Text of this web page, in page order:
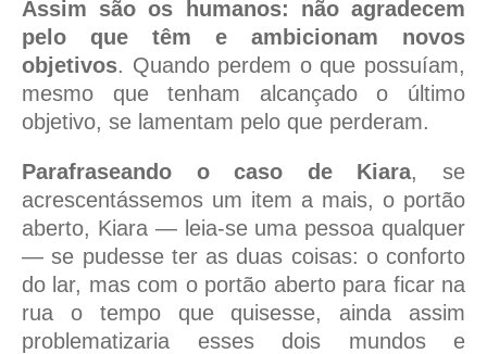
Assim são os humanos: não agradecem
pelo que têm e ambicionam novos
objetivos. Quando perdem o que possuíam,
mesmo que tenham alcançado o último
objetivo, se lamentam pelo que perderam.
Parafraseando o caso de Kiara, se
acrescentássemos um item a mais, o portão
aberto, Kiara — leia-se uma pessoa qualquer
— se pudesse ter as duas coisas: o conforto
do lar, mas com o portão aberto para ficar na
rua o tempo que quisesse, ainda assim
problematizaria esses dois mundos e